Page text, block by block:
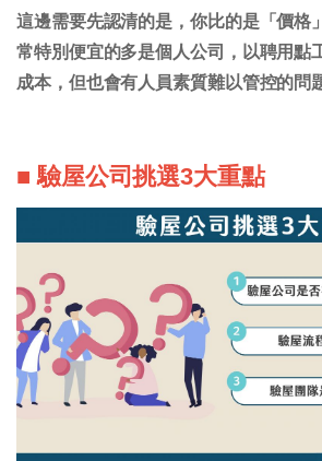
這邊需要先認清的是，你比的是「價格
常特別便宜的多是個人公司，以聘用點
成本，但也會有人員素質難以管控的問
■ 驗屋公司挑選3大重點